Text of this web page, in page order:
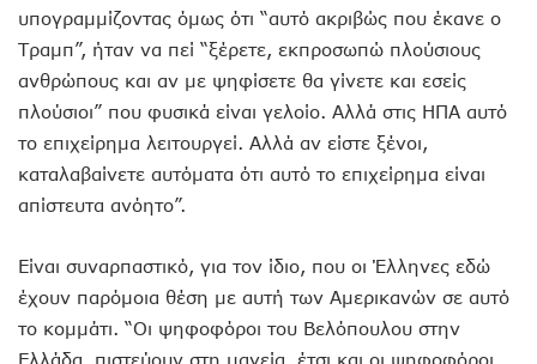
υπογραμμίζοντας όμως ότι “αυτό ακριβώς που έκανε ο
Τραμπ”, ήταν να πεί “ξέρετε, εκπροσωπώ πλούσιους
ανθρώπους και αν με ψηφίσετε θα γίνετε και εσείς
πλούσιοι” που φυσικά είναι γελοίο. Αλλά στις ΗΠΑ αυτό
το επιχείρημα λειτουργεί. Αλλά αν είστε ξένοι,
καταλαβαίνετε αυτόματα ότι αυτό το επιχείρημα είναι
απίστευτα ανόητο”.
Είναι συναρπαστικό, για τον ίδιο, που οι Έλληνες εδώ
έχουν παρόμοια θέση με αυτή των Αμερικανών σε αυτό
το κομμάτι. “Οι ψηφοφόροι του Βελόπουλου στην
Ελλάδα, πιστεύουν στη μαγεία, έτσι και οι ψηφοφόροι